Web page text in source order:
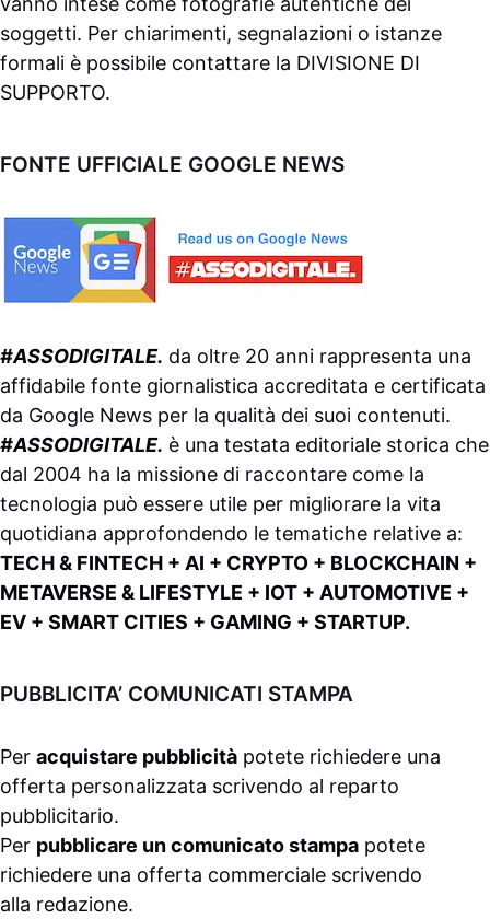
soggetti. Per chiarimenti, segnalazioni o istanze
formali è possibile contattare la DIVISIONE DI
SUPPORTO.
FONTE UFFICIALE GOOGLE NEWS
#ASSODIGITALE. da oltre 20 anni rappresenta una
affidabile fonte giornalistica accreditata e certificata
da Google News per la qualità dei suoi contenuti.
#ASSODIGITALE. è una testata editoriale storica che
dal 2004 ha la missione di raccontare come la
tecnologia può essere utile per migliorare la vita
quotidiana approfondendo le tematiche relative a:
TECH & FINTECH + AI + CRYPTO + BLOCKCHAIN +
METAVERSE & LIFESTYLE + IOT + AUTOMOTIVE +
EV + SMART CITIES + GAMING + STARTUP.
PUBBLICITA’ COMUNICATI STAMPA
Per acquistare pubblicità potete richiedere una
offerta personalizzata scrivendo al reparto
pubblicitario.
Per pubblicare un comunicato stampa potete
richiedere una offerta commerciale scrivendo
alla redazione.